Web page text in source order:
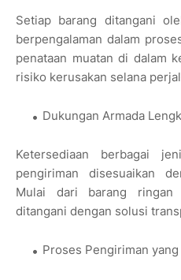
Setiap barang ditangani
berpengalaman dalam
penataan muatan di dalam
risiko kerusakan selana
Dukungan Armada
Ketersediaan berbagai
pengiriman disesuaikan
Mulai dari barang
ditangani dengan solusi
Proses Pengiriman